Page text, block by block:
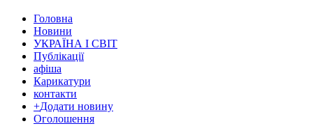
Головна
Новини
УКРАЇНА І СВІТ
Публікації
афіша
Карикатури
контакти
+Додати новину
Оголошення